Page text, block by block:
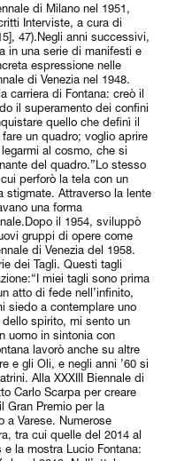
di Milano nel 1951,
Interviste, a cura di
47).Negli anni successivi,
in una serie di manifesti e
espressione nelle
di Venezia nel 1948.
carriera di Fontana: creò il
il superamento dei confini
quello che definì il
un quadro; voglio aprire
al cosmo, che si
del quadro.”Lo stesso
perforò la tela con un
stigmate. Attraverso la lente
una forma
il 1954, sviluppò
gruppi di opere come
di Venezia del 1958.
dei Tagli. Questi tagli
miei tagli sono prima
atto di fede nell’infinito,
siedo a contemplare uno
spirito, mi sento un
uomo in sintonia con
lavorò anche su altre
e gli Oli, e negli anni ’60 si
Alla XXXIII Biennale di
Carlo Scarpa per creare
Gran Premio per la
a Varese. Numerose
tra cui quelle del 2014 al
la mostra Lucio Fontana: